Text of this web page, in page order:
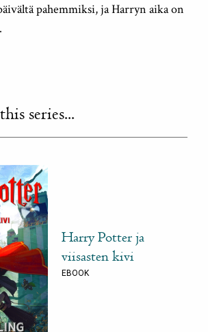
pahemmiksi, ja Harryn aika on
series...
Harry Potter ja
viisasten kivi
EBOOK